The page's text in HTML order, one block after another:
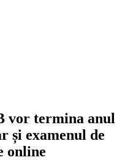
vor termina anul
și examenul de
online